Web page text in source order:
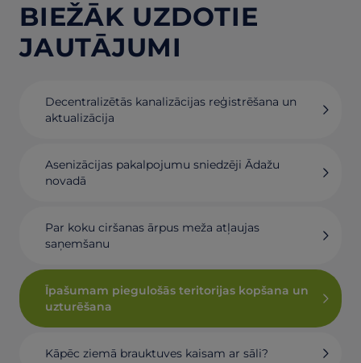
BIEŽĀK UZDOTIE
JAUTĀJUMI
Decentralizētās kanalizācijas reģistrēšana un
aktualizācija
Asenizācijas pakalpojumu sniedzēji Ādažu
novadā
Par koku ciršanas ārpus meža atļaujas
saņemšanu
Īpašumam piegulošās teritorijas kopšana un
uzturēšana
Kāpēc ziemā brauktuves kaisam ar sāli?